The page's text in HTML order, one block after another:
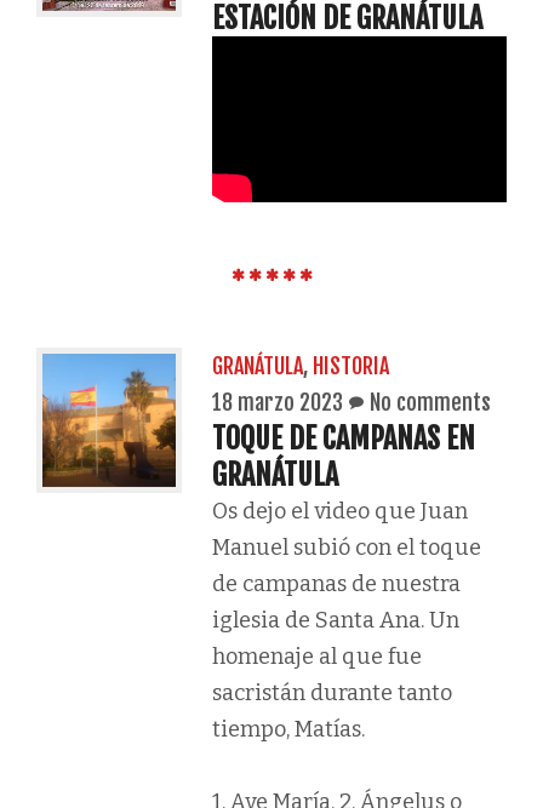
ESTACIÓN DE GRANÁTULA
GRANÁTULA, HISTORIA
18 marzo 2023
No comments
TOQUE DE CAMPANAS EN
GRANÁTULA
Os dejo el video que Juan
Manuel subió con el toque
de campanas de nuestra
iglesia de Santa Ana. Un
homenaje al que fue
sacristán durante tanto
tiempo, Matías.
1. Ave María. 2. Ángelus o